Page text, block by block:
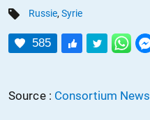
DOSSIERS
CATÉGORIES
MOTS CLÉS
Russie, Syrie
585
Source : Consortium News